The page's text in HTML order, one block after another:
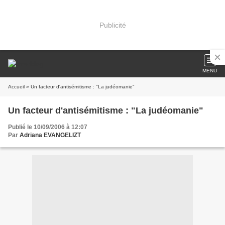
Publicité
MENU
Accueil » Un facteur d'antisémitisme : "La judéomanie"
Un facteur d'antisémitisme : "La judéomanie"
Publié le 10/09/2006 à 12:07
Par Adriana EVANGELIZT